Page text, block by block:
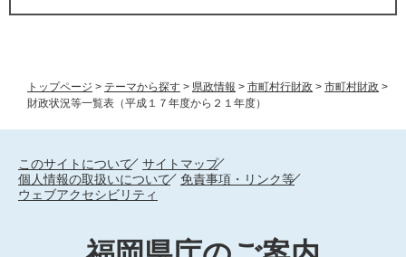
トップページ > テーマから探す > 県政情報 > 市町村行財政 > 市町村財政 >
財政状況等一覧表（平成１７年度から２１年度）
このサイトについて
サイトマップ
個人情報の取扱いについて
免責事項・リンク等
ウェブアクセシビリティ